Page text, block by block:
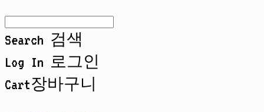
Search 검색
Log In 로그인
Cart장바구니